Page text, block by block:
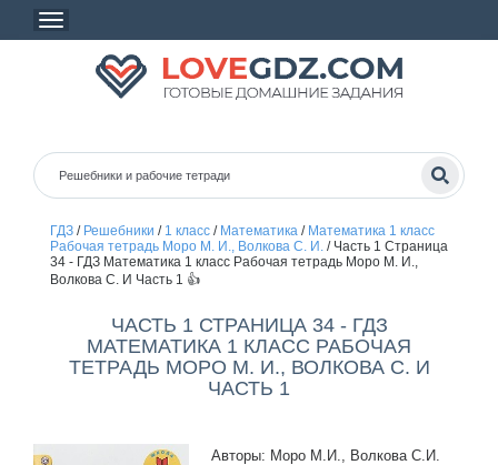
ГДЗ/ Решебники / 1 класс/ Математика/ Математика 1 класс
Рабочая тетрадь Моро М. И., Волкова С. И./ Часть 1 Страница
34 - ГДЗ Математика 1 класс Рабочая тетрадь Моро М. И.,
Волкова С. И Часть 1 👍
ЧАСТЬ 1 СТРАНИЦА 34 - ГДЗ
МАТЕМАТИКА 1 КЛАСС РАБОЧАЯ
ТЕТРАДЬ МОРО М. И., ВОЛКОВА С. И
ЧАСТЬ 1
Авторы: Моро М.И., Волкова С.И.